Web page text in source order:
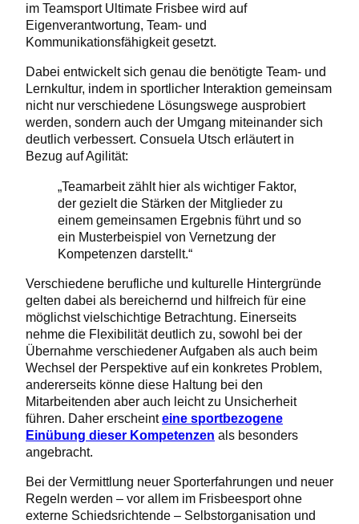
im Teamsport Ultimate Frisbee wird auf
Eigenverantwortung, Team- und
Kommunikationsfähigkeit gesetzt.
Dabei entwickelt sich genau die benötigte Team- und
Lernkultur, indem in sportlicher Interaktion gemeinsam
nicht nur verschiedene Lösungswege ausprobiert
werden, sondern auch der Umgang miteinander sich
deutlich verbessert. Consuela Utsch erläutert in
Bezug auf Agilität:
„Teamarbeit zählt hier als wichtiger Faktor,
der gezielt die Stärken der Mitglieder zu
einem gemeinsamen Ergebnis führt und so
ein Musterbeispiel von Vernetzung der
Kompetenzen darstellt.“
Verschiedene berufliche und kulturelle Hintergründe
gelten dabei als bereichernd und hilfreich für eine
möglichst vielschichtige Betrachtung. Einerseits
nehme die Flexibilität deutlich zu, sowohl bei der
Übernahme verschiedener Aufgaben als auch beim
Wechsel der Perspektive auf ein konkretes Problem,
andererseits könne diese Haltung bei den
Mitarbeitenden aber auch leicht zu Unsicherheit
führen. Daher erscheinteine sportbezogene
Einübung dieser Kompetenzen als besonders
angebracht.
Bei der Vermittlung neuer Sporterfahrungen und neuer
Regeln werden – vor allem im Frisbeesport ohne
externe Schiedsrichtende – Selbstorganisation und